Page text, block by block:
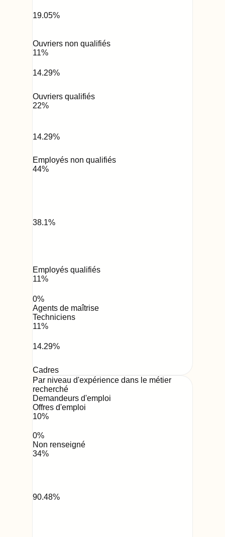
19.05%
Ouvriers non qualifiés
11%
14.29%
Ouvriers qualifiés
22%
14.29%
Employés non qualifiés
44%
38.1%
Employés qualifiés
11%
0%
Agents de maîtrise
Techniciens
11%
14.29%
Cadres
Par niveau d'expérience dans le métier
recherché
Demandeurs d'emploi
Offres d'emploi
10%
0%
Non renseigné
34%
90.48%